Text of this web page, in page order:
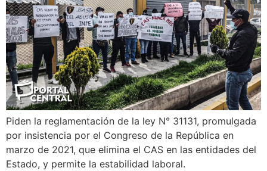
Piden la reglamentación de la ley N° 31131, promulgada
por insistencia por el Congreso de la República en
marzo de 2021, que elimina el CAS en las entidades del
Estado, y permite la estabilidad laboral.